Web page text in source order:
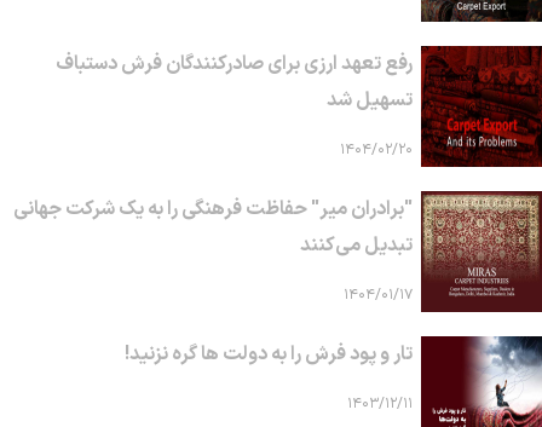
رفع تعهد ارزی برای صادرکنندگان فرش دستباف
تسهیل شد
۱۴۰۴/۰۲/۲۰
"برادران میر" حفاظت فرهنگی را به یک شرکت جهانی
تبدیل می‌کنند
۱۴۰۴/۰۱/۱۷
تار و پود فرش را به دولت ها گره نزنید!
۱۴۰۳/۱۲/۱۱